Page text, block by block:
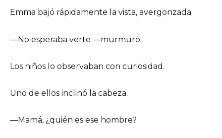
Emma bajó rápidamente la vista, avergonzada.
—No esperaba verte —murmuró.
Los niños lo observaban con curiosidad.
Uno de ellos inclinó la cabeza.
—Mamá, ¿quién es ese hombre?